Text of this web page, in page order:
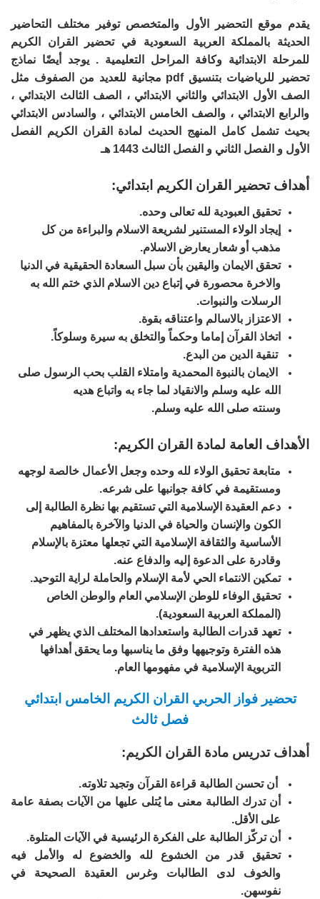
يقدم موقع التحضير الأول والمتخصص توفير مختلف التحاضير
الحديثة بالمملكة العربية السعودية في تحضير القران الكريم
للمرحلة الابتدائية وكافة المراحل التعليمية . يوجد أيضًا نماذج
تحضير للرياضيات بتنسيق pdf مجانية للعديد من الصفوف مثل
الصف الأول الابتدائي والثاني الابتدائي ، الصف الثالث الابتدائي ،
والرابع الابتدائي ، والصف الخامس الابتدائي ، والسادس الابتدائي
بحيث تشمل كامل المنهج الحديث لمادة القران الكريم الفصل
الأول و الفصل الثاني و الفصل الثالث 1443 هـ
أهداف تحضير القران الكريم ابتدائي:
تحقيق العبودية لله تعالى وحده.
إيجاد الولاء المستنير لشريعة الاسلام والبراءة من كل
مذهب أو شعار يعارض الاسلام.
تحقق الايمان واليقين بأن سبل السعادة الحقيقية في الدنيا
والاخرة محصورة في إتباع دين الاسلام الذي ختم الله به
الرسلات والنبوات.
الاعتزاز بالاسالم واعتناقه بقوة.
اتخاذ القرآن إماما وحكماً والتخلق به سيرة وسلوكاً.
تنقية الدين من البدع.
الايمان بالنبوة المحمدية وامتلاء القلب بحب الرسول صلى
الله عليه وسلم والانقياد لما جاء به واتباع هديه
وسنته صلى الله عليه وسلم.
الأهداف العامة لمادة القران الكريم:
متابعة تحقيق الولاء لله وحده وجعل الأعمال خالصة لوجهه
ومستقيمة في كافة جوانبها على شرعه.
دعم العقيدة الإسلامية التي تستقيم بها نظرة الطالبة إلى
الكون والإنسان والحياة في الدنيا والآخرة بالمفاهيم
الأساسية والثقافة الإسلامية التي تجعلها معتزة بالإسلام
وقادرة على الدعوة إليه والدفاع عنه.
تمكين الانتماء الحي لأمة الإسلام والحاملة لراية التوحيد.
تحقيق الوفاء للوطن الإسلامي العام والوطن الخاص
(المملكة العربية السعودية).
تعهد قدرات الطالبة واستعدادها المختلف الذي يظهر في
هذه الفترة وتوجيهها وفق ما يناسبها وما يحقق أهدافها
التربوية الإسلامية في مفهومها العام.
تحضير فواز الحربي القران الكريم الخامس ابتدائي
فصل ثالث
أهداف تدريس مادة القران الكريم:
أن تحسن الطالبة قراءة القرآن وتجيد تلاوته.
أن تدرك الطالبة معنى ما يُتلى عليها من الآيات بصفة عامة
على الأقل.
أن تركّز الطالبة على الفكرة الرئيسية في الآيات المتلوة.
تحقيق قدر من الخشوع لله والخضوع له والأمل فيه
والخوف لدى الطالبات وغرس العقيدة الصحيحة في
نفوسهن.